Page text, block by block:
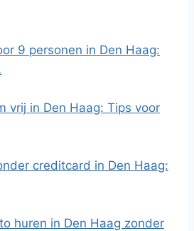
9 personen in Den Haag:
vrij in Den Haag: Tips voor
creditcard in Den Haag:
huren in Den Haag zonder